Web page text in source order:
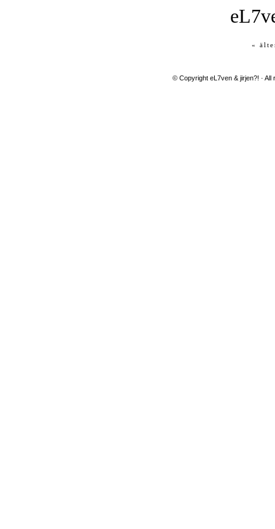
«
© Copyright eL7ven & jirjen?! ·